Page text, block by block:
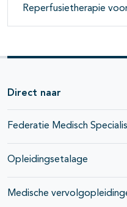
Reperfusietherapie
Direct naar
Federatie Medisch
Opleidingsetalage
Medische